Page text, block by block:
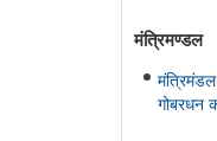
मंत्रिमण्‍डल
गोबरधन